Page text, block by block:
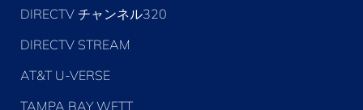
DIRECTV チャンネル320
DIRECTV STREAM
AT&T U-VERSE
TAMPA BAY WFTT